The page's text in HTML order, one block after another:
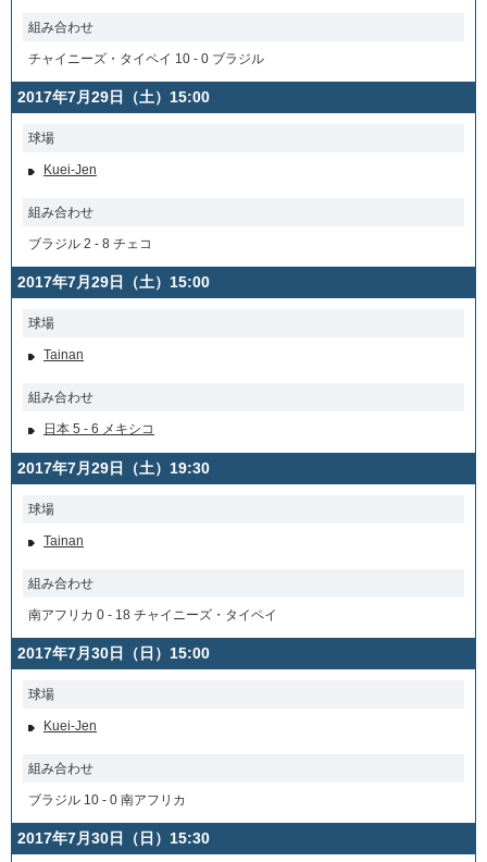
組み合わせ
チャイニーズ・タイペイ 10 - 0 ブラジル
2017年7月29日（土）15:00
球場
Kuei-Jen
組み合わせ
ブラジル 2 - 8 チェコ
2017年7月29日（土）15:00
球場
Tainan
組み合わせ
日本 5 - 6 メキシコ
2017年7月29日（土）19:30
球場
Tainan
組み合わせ
南アフリカ 0 - 18 チャイニーズ・タイペイ
2017年7月30日（日）15:00
球場
Kuei-Jen
組み合わせ
ブラジル 10 - 0 南アフリカ
2017年7月30日（日）15:30